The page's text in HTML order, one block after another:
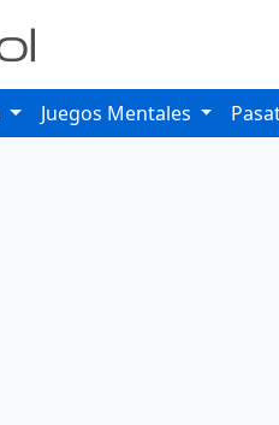
Juegos Mentales